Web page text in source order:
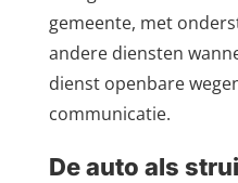
gemeente, met
andere diensten
dienst openbare
communicatie.
De auto als